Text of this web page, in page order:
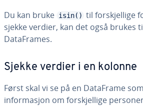
Du kan bruke isin() til forskjellige
sjekke verdier, kan det også brukes
DataFrames.
Sjekke verdier i en kolonne
Først skal vi se på en DataFrame
informasjon om forskjellige